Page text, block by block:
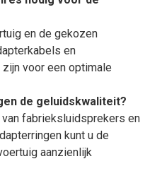
en de gekozen
en
voor een optimale
de geluidskwaliteit?
fabrieksluidsprekers en
kunt u de
aanzienlijk